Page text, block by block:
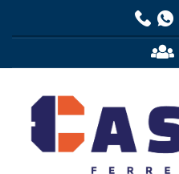
0 artículo (s)